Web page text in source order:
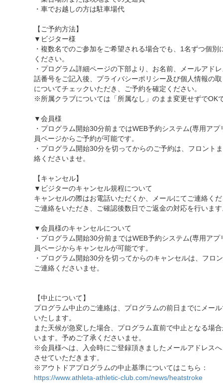
・車でお越しの方は駐車場代
【ご予約方法】
▼ビジター様
・複数名でのご参加をご希望される場合でも、1名ずつ個別
ください。
・プログラム詳細ページの下部より、お名前、メールアド
話番号をご記入後、プライバシーポリシー及び個人情報の
についてチェックいただき、ご予約を確定ください。
※所属クラブについては「所属なし」のまま変更せずでOK
▼会員様
・プログラム開始30分前まではWEB予約システム(専用アプ
員ページからご予約が可能です。
・プログラム開始30分を切ってからのご予約は、フロント
絡くださいませ。
【キャンセル】
▼ビジターのキャンセル規程について
キャンセルの際はお電話いただくか、メールにてご連絡く
ご連絡をいただき、ご確認後数日でご返金の対応を行いま
▼会員様のキャンセルについて
・プログラム開始30分前まではWEB予約システム(専用アプ
員ページからキャンセルが可能です。
・プログラム開始30分を切ってからのキャンセルは、フロ
ご連絡くださいませ。
【中止について】
プログラム中止のご連絡は、プログラムの前日までにメー
いたします。
また天候が急変した場合、プログラム直前で中止となる場
います。予めご了承くださいませ。
※会員様へは、入会時にご登録頂きましたメールアドレス
させていただきます。
※アウトドアプログラムの中止基準についてはこちら：
https://www.athleta-athletic-club.com/news/heatstroke